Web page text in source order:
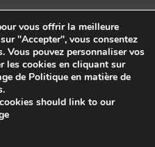
Interactive Inc.
vous offrir la meilleure
"Accepter", vous consentez
pouvez personnaliser vos
les cookies en cliquant sur
de Politique en matière de
should link to our